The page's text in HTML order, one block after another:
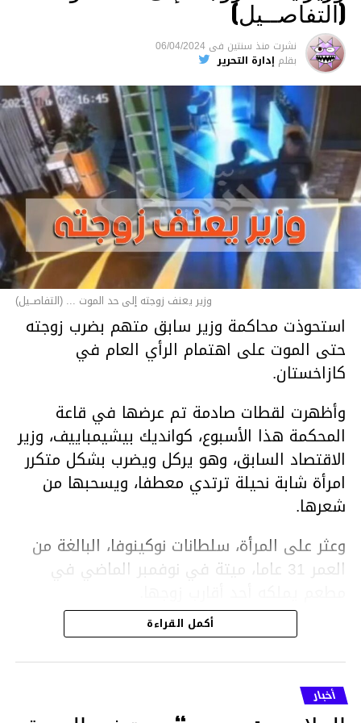
(التفاصــيل)
نشرت منذ سنتين فى 06/04/2024
بقلم إدارة التحرير
وزير يعنف زوجته إلى حد الموت ... (التفاصــيل)
استحوذت محاكمة وزير سابق متهم بضرب زوجته
حتى الموت على اهتمام الرأي العام في
كازاخستان.
وأظهرت لقطات صادمة تم عرضها في قاعة
المحكمة هذا الأسبوع، كوانديك بيشيمباييف، وزير
الاقتصاد السابق، وهو يركل ويضرب بشكل متكرر
امرأة شابة نحيلة ترتدي معطفا، ويسحبها من
شعرها.
وعثر على المرأة، سلطانات نوكينوفا، البالغة من
العمر 31 عاما، ميتة في نوفمبر الماضي في
ووفقا لتقرير الطبيب الشرعي، توفيت نوكينوفا
متأثرة بصدمة في الدماغ، وكانت إحدى عظام
أنفها مكسورة وكانت هناك كدمات متعددة على
وجهها ورأسها وذراعيها ويديها.
أكمل القراءة
أخبار